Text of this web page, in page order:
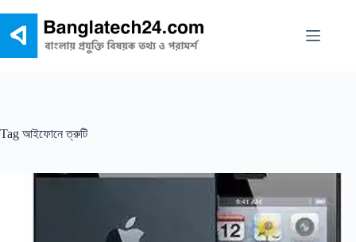
content
Tag আইফোনে ত্রুটি